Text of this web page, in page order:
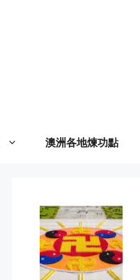
澳洲各地煉功點